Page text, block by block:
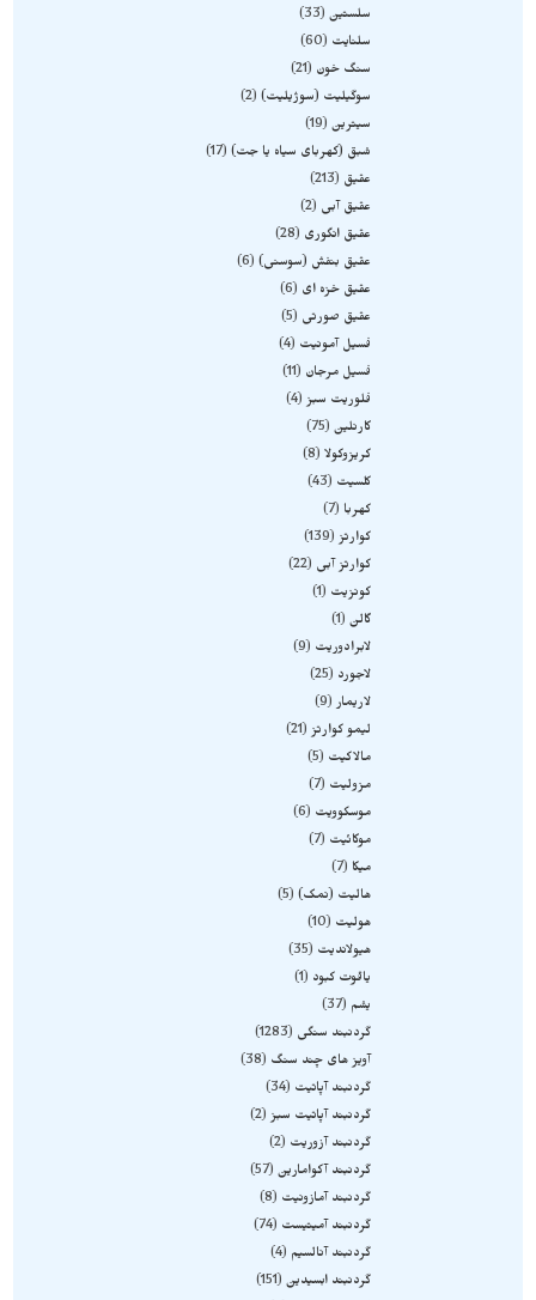
سلستین 33
سلنایت
60
سنگ خون
21
سوگیلیت (سوژیلیت) 2
سیترین 19
شبق (کهربای سیاه یا جت) 17
عقیق
213
عقیق آبی
2
عقیق انگوری
28
عقیق بنفش (سوسنی) 6
عقیق خزه ای
6
عقیق صورتی
5
فسیل آمونیت
4
فسیل مرجان
11
فلوریت سبز 4
کارنلین 75
کریزوکولا 8
کلسیت
43
کهربا
7
کوارتز 139
کوارتز آبی
22
کونزیت
1
گالن 1
لابرادوریت
9
لاجورد
25
لاریمار 9
لیمو کوارتز 21
مالاکیت
5
مزولیت
7
موسکوویت
6
موکائیت
7
میکا
7
هالیت (نمک) 5
هولیت
10
هیولاندیت
35
یاقوت کبود
1
یشم
37
گردنبند سنگی
1283
آویز های چند سنگ
38
گردنبند آپاتیت
34
گردنبند آپاتیت سبز 2
گردنبند آزوریت
2
گردنبند آکوامارین 57
گردنبند آمازونیت
8
گردنبند آمیتیست
74
گردنبند آنالسیم
4
گردنبند ابسیدین 151